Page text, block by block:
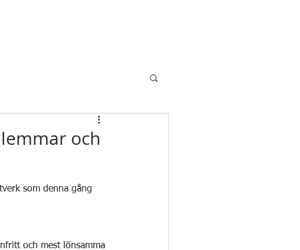
och
som denna gång
och mest lönsamma